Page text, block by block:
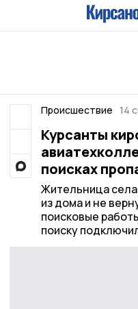
Происшествие 14
Курсанты
поисках
Жительница
из дома и не
поисковые
поиску